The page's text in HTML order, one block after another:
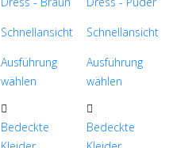
Schnellansicht
Ausführung
wählen
Bedeckte
Schnellansicht
Ausführung
wählen
Bedeckte